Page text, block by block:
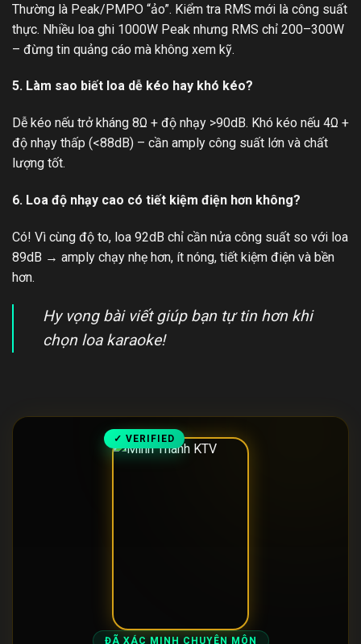
Thường là Peak/PMPO “ảo”. Kiểm tra RMS mới là công suất
thực. Nhiều loa ghi 1000W Peak nhưng RMS chỉ 200–300W
– đừng tin quảng cáo mà không xem kỹ.
5. Làm sao biết loa dễ kéo hay khó kéo?
Dễ kéo nếu trở kháng 8Ω + độ nhạy >90dB. Khó kéo nếu 4Ω +
độ nhạy thấp (<88dB) – cần amply công suất lớn và chất
lượng tốt.
6. Loa độ nhạy cao có tiết kiệm điện hơn không?
Có! Vì cùng độ to, loa 92dB chỉ cần nửa công suất so với loa
89dB → amply chạy nhẹ hơn, ít nóng, tiết kiệm điện và bền
hơn.
Hy vọng bài viết giúp bạn tự tin hơn khi
chọn loa karaoke!
✓ VERIFIED
ĐÃ XÁC MINH CHUYÊN MÔN